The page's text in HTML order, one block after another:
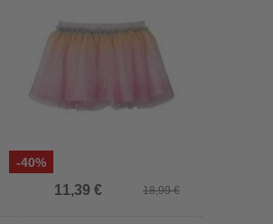
-40%
18,99 €
11,39 €